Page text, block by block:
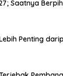
Saatnya
Penting